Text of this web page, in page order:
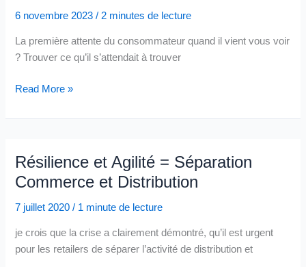
6 novembre 2023/ 2 minutes de lecture
La première attente du consommateur quand il vient vous voir
? Trouver ce qu’il s’attendait à trouver
La
attente
consommateur
quand
il
vient
voir
?
Read More »
Résilience et Agilité = Séparation
Commerce et Distribution
7 juillet 2020 / 1 minute de lecture
je crois que la crise a clairement démontré, qu’il est urgent
pour les retailers de séparer l’activité de distribution et